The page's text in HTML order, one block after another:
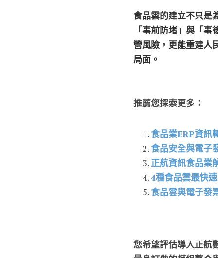
食品雲的建立不只是
「事前防堵」 與 「
營風險，更能重建人
局面。
推薦您探索更多：
食品業ERP資訊
食品安全與電子
正航資訊食品業
4種食品雲最快
食品雲與電子發
您希望評估導入正航